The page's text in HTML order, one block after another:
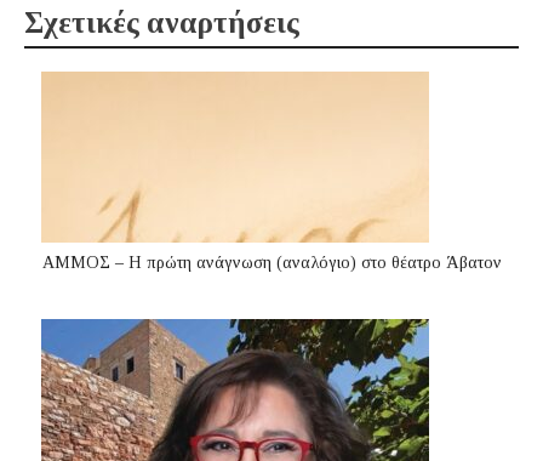
Σχετικές αναρτήσεις
ΑΜΜΟΣ – Η πρώτη ανάγνωση (αναλόγιο) στο θέατρο Άβατον